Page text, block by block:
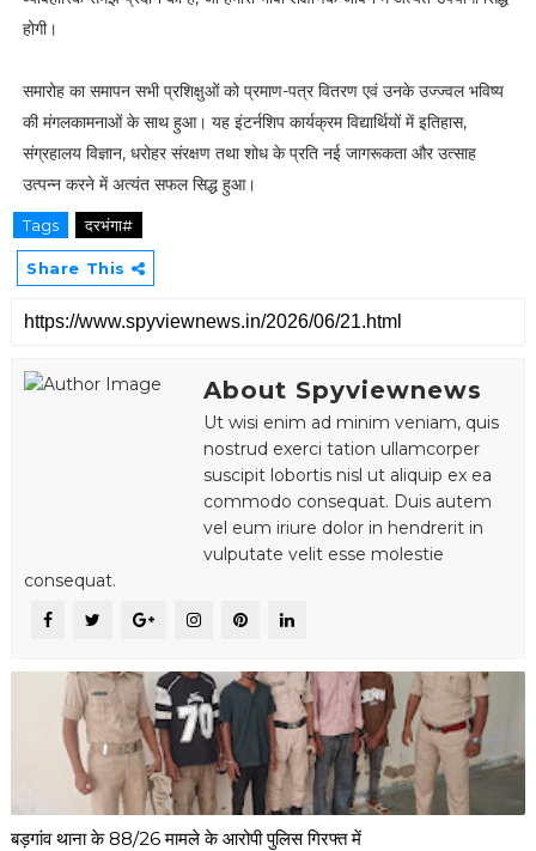
होगी।
समारोह का समापन सभी प्रशिक्षुओं को प्रमाण-पत्र वितरण एवं उनके उज्ज्वल भविष्य
की मंगलकामनाओं के साथ हुआ। यह इंटर्नशिप कार्यक्रम विद्यार्थियों में इतिहास,
संग्रहालय विज्ञान, धरोहर संरक्षण तथा शोध के प्रति नई जागरूकता और उत्साह
उत्पन्न करने में अत्यंत सफल सिद्ध हुआ।
Tags दरभंगा#
Share This
About Spyviewnews
Ut wisi enim ad minim veniam, quis
nostrud exerci tation ullamcorper
suscipit lobortis nisl ut aliquip ex ea
commodo consequat. Duis autem
vel eum iriure dolor in hendrerit in
vulputate velit esse molestie
consequat.
बड़गांव थाना के 88/26 मामले के आरोपी पुलिस गिरफ्त में